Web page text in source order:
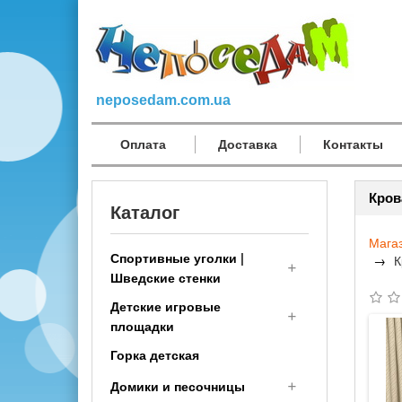
neposedam.com.ua
Оплата Доставка Контакты
Каталог
Спортивные уголки |
Шведские стенки
Спортивный комплекс
детям (малышам с 1 года)
Шведская стенка
Детские игровые
площадки
Деревянные детские
Горка детская
Домики и песочницы